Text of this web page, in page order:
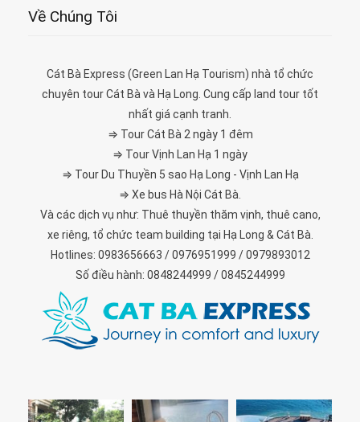
Về Chúng Tôi
Cát Bà Express (Green Lan Hạ Tourism) nhà tổ chức
chuyên tour Cát Bà và Hạ Long. Cung cấp land tour tốt
nhất giá cạnh tranh.
⇒ Tour Cát Bà 2 ngày 1 đêm
⇒ Tour Vịnh Lan Hạ 1 ngày
⇒ Tour Du Thuyền 5 sao Hạ Long - Vịnh Lan Hạ
⇒ Xe bus Hà Nội Cát Bà.
Và các dịch vụ như: Thuê thuyền thăm vịnh, thuê cano,
xe riêng, tổ chức team building tại Hạ Long & Cát Bà.
Hotlines: 0983656663 / 0976951999 / 0979893012
Số điều hành: 0848244999 / 0845244999